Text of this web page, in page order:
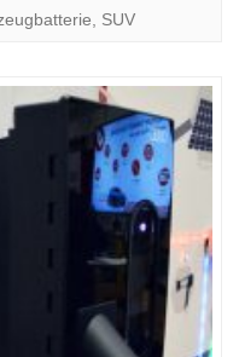
SUV